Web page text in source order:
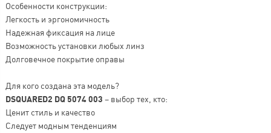
Особенности конструкции:
Легкость и эргономичность
Надежная фиксация на лице
Возможность установки любых линз
Долговечное покрытие оправы
Для кого создана эта модель?
DSQUARED2 DQ 5074 003 – выбор тех, кто:
Ценит стиль и качество
Следует модным тенденциям